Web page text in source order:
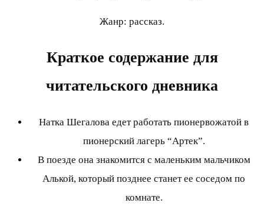
Жанр: рассказ.
Краткое содержание для
читательского дневника
Натка Шегалова едет работать пионервожатой в
пионерский лагерь “Артек”.
В поезде она знакомится с маленьким мальчиком
Алькой, который позднее станет ее соседом по
комнате.